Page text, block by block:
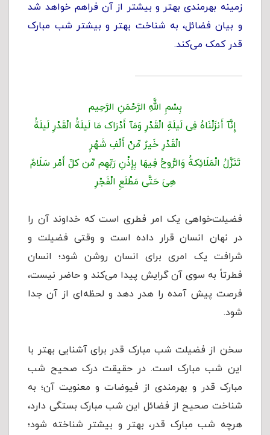
زمینه بهرمندی بهتر و بیشتر از آن فراهم خواهد شد
و بیان فضائل، به شناخت بهتر و بیشتر شب مبارک
قدر کمک می‌کند.
بِسْمِ اللَّهِ الرَّحْمَنِ الرَّحِیم
إِنَّآ أَنزَلْنَاهُ فِى لَیلَةِ الْقَدْرِ وَمَآ أَدْرَاک مَا لَیلَةُ الْقَدْرِ لَیلَةُ
الْقَدْرِ خَیرٌ مِّنْ أَلْفِ شَهْرٍ
تَنَزَّلُ الْمَلَائِکةُ وَالرُّوحُ فِیهَا بِإِذْنِ رَبِّهِم مِّن کلِّ أَمْر سَلَامٌ
هِىَ حَتَّى‏ مَطْلَعِ الْفَجْرِ
فضیلت‌خواهی یک امر فطری است که خداوند آن را
در نهان انسان قرار داده است و وقتی فضیلت و
شرافت یک امری برای انسان روشن شود؛ انسان
فطرتاً به سوی آن گرایش پیدا می‌کند و حاضر نیست،
فرصت پیش آمده را ‌هدر دهد و لحظه‌ای از آن جدا
شود.
سخن از فضیلت شب مبارک قدر برای آشنایی بهتر با
این شب مبارک است. در حقیقت درک صحیح شب
مبارک قدر و بهرمندی از فیوضات و معنویت آن؛ به
شناخت صحیح از فضائل این شب مبارک بستگی دارد،
هرچه شب مبارک قدر، بهتر و بیشتر شناخته شود؛